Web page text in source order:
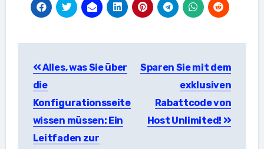
Alles, was Sie über
die
Konfigurationsseite
wissen müssen: Ein
Leitfaden zur
Sparen Sie mit dem
exklusiven
Rabattcode von
Host Unlimited!